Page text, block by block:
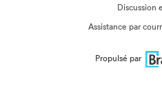
Discussion
Assistance par
Propulsé par